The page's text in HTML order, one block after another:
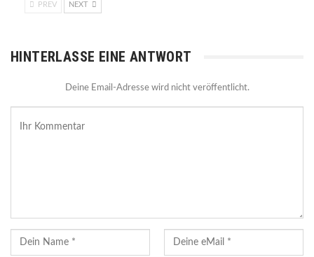
PREV NEXT
HINTERLASSE EINE ANTWORT
Deine Email-Adresse wird nicht veröffentlicht.